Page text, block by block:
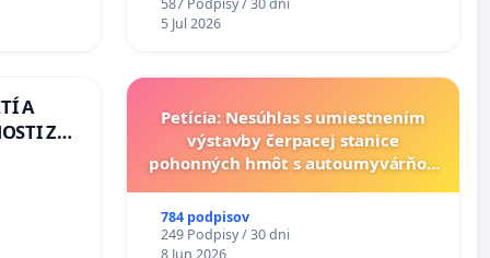
5 Jul 2026
A
ZA
Petícia: Nesúhlas s umiestnením
výstavby čerpacej stanice
pohonných hmôt s autoumyvárňou
Grob - Čierna Voda
784 podpisov
249 Podpisy / 30 dni
8 Jun 2026